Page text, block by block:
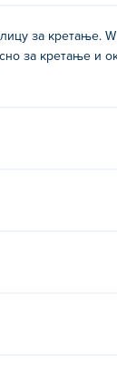
за кретање.
за кретање и